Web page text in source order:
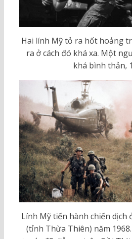
Hai lính Mỹ tỏ ra hốt hoảng
ra ở cách đó khá xa. Một
khá bình thản,
Lính Mỹ tiến hành chiến dịch
(tỉnh Thừa Thiên) năm